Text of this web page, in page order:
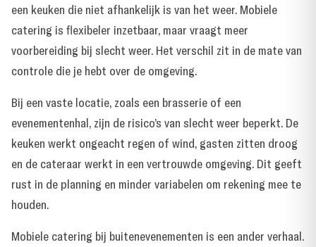
een keuken die niet afhankelijk is van het weer. Mobiele
catering is flexibeler inzetbaar, maar vraagt meer
voorbereiding bij slecht weer. Het verschil zit in de mate van
controle die je hebt over de omgeving.
Bij een vaste locatie, zoals een brasserie of een
evenementenhal, zijn de risico’s van slecht weer beperkt. De
keuken werkt ongeacht regen of wind, gasten zitten droog
en de cateraar werkt in een vertrouwde omgeving. Dit geeft
rust in de planning en minder variabelen om rekening mee te
houden.
Mobiele catering bij buitenevenementen is een ander verhaal.